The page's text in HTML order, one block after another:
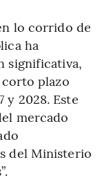
lo corrido de
ha
significativa,
plazo
y 2028. Este
mercado
del Ministerio